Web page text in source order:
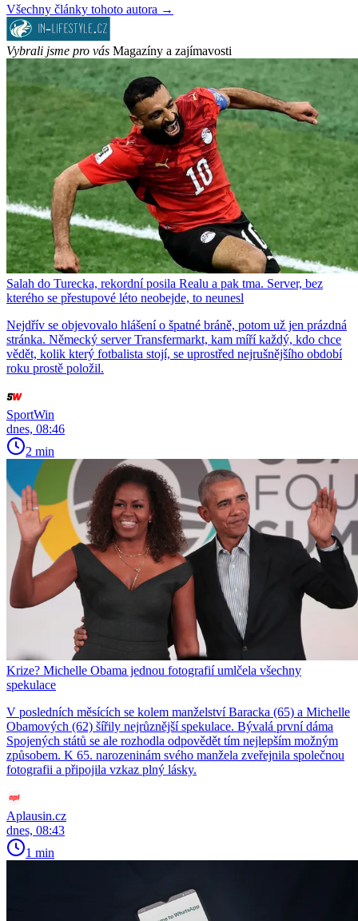
Všechny články tohoto autora →
Vybrali jsme pro vás Magazíny a zajímavosti
Salah do Turecka, rekordní posila Realu a pak tma. Server, bez
kterého se přestupové léto neobejde, to neunesl
Nejdřív se objevovalo hlášení o špatné bráně, potom už jen prázdná
stránka. Německý server Transfermarkt, kam míří každý, kdo chce
vědět, kolik který fotbalista stojí, se uprostřed nejrušnějšího období
roku prostě položil.
SportWin
dnes, 08:46
2 min
Krize? Michelle Obama jednou fotografií umlčela všechny
spekulace
V posledních měsících se kolem manželství Baracka (65) a Michelle
Obamových (62) šířily nejrůznější spekulace. Bývalá první dáma
Spojených států se ale rozhodla odpovědět tím nejlepším možným
způsobem. K 65. narozeninám svého manžela zveřejnila společnou
fotografii a připojila vzkaz plný lásky.
Aplausin.cz
dnes, 08:43
1 min